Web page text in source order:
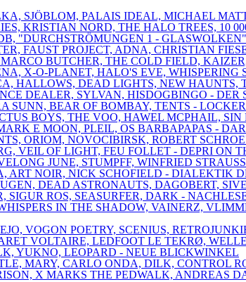
SJÖBLOM, PALAIS IDEAL, MICHAEL
KRISTIAN NORD, THE HALO TREES, 10
"DURCHSTRÖMUNGEN 1 -
FAUST PROJECT, ADNA, CHRISTIAN
BUTCHER, THE COLD FIELD,
X-O-PLANET, HALO'S EVE, WHISPERING
HALLOWS, DEAD LIGHTS, NEW HAUNTS,
DEALER, SYLVAN, HISDOGBINGO - DER
SUNN, BEAR OF BOMBAY, TENTS -
BOYS, THE VOO, HAWEL MCPHAIL,
E MOON, PLEIL, OS BARBAPAPAS -
ORIOM, NOVOCIBIRSK, ROBERT
VEIL OF LIGHT, FEU FOLLET - DEPRI ON
JUNE, STUMPFF, WINFRIED
ART NOIR, NICK SCHOFIELD - DIALEKTIK
DEAD ASTRONAUTS, DAGOBERT,
SIGUR ROS, SEASURFER, DARK -
IN THE SHADOW, VAINERZ,
VOGON POETRY, SCENIUS,
VOLTAIRE, LEDFOOT LE TEKRØ,
YUKNO, LEOPARD - NEUE BLICKWINKEL
MARY, CARLO ONDA, DILK, CONTROL
X MARKS THE PEDWALK,